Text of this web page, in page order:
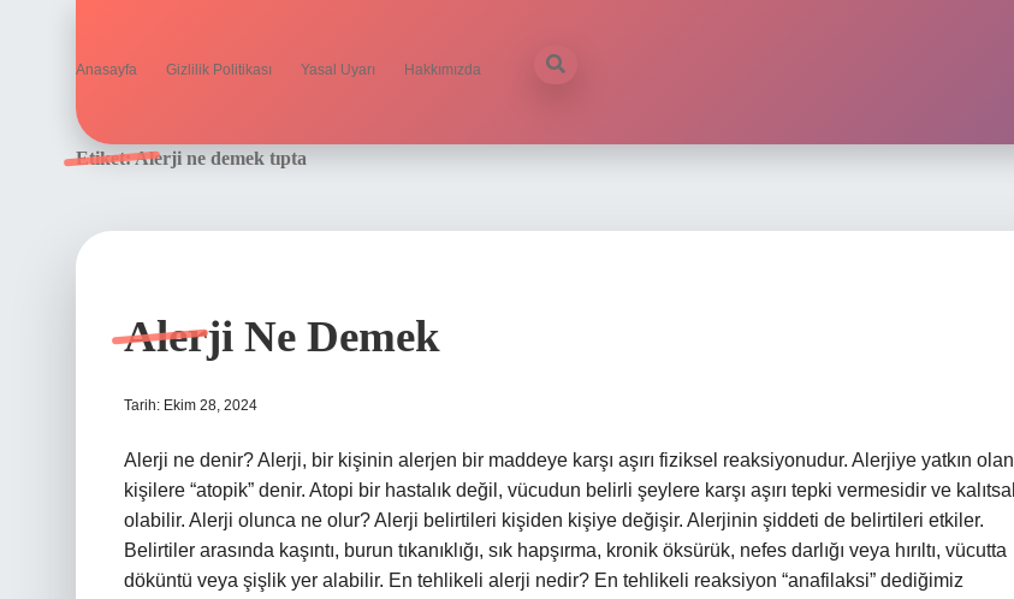
Anasayfa Gizlilik Politikası Yasal Uyarı Hakkımızda
Etiket:Alerji ne demek tıpta
Alerji Ne Demek
Tarih: Ekim 28, 2024
Alerji ne denir? Alerji, bir kişinin alerjen bir maddeye karşı aşırı fiziksel reaksiyonudur. Alerjiye yatkın olan
kişilere “atopik” denir. Atopi bir hastalık değil, vücudun belirli şeylere karşı aşırı tepki vermesidir ve kalıtsal
olabilir. Alerji olunca ne olur? Alerji belirtileri kişiden kişiye değişir. Alerjinin şiddeti de belirtileri etkiler.
Belirtiler arasında kaşıntı, burun tıkanıklığı, sık hapşırma, kronik öksürük, nefes darlığı veya hırıltı, vücutta
döküntü veya şişlik yer alabilir. En tehlikeli alerji nedir? En tehlikeli reaksiyon “anafilaksi” dediğimiz